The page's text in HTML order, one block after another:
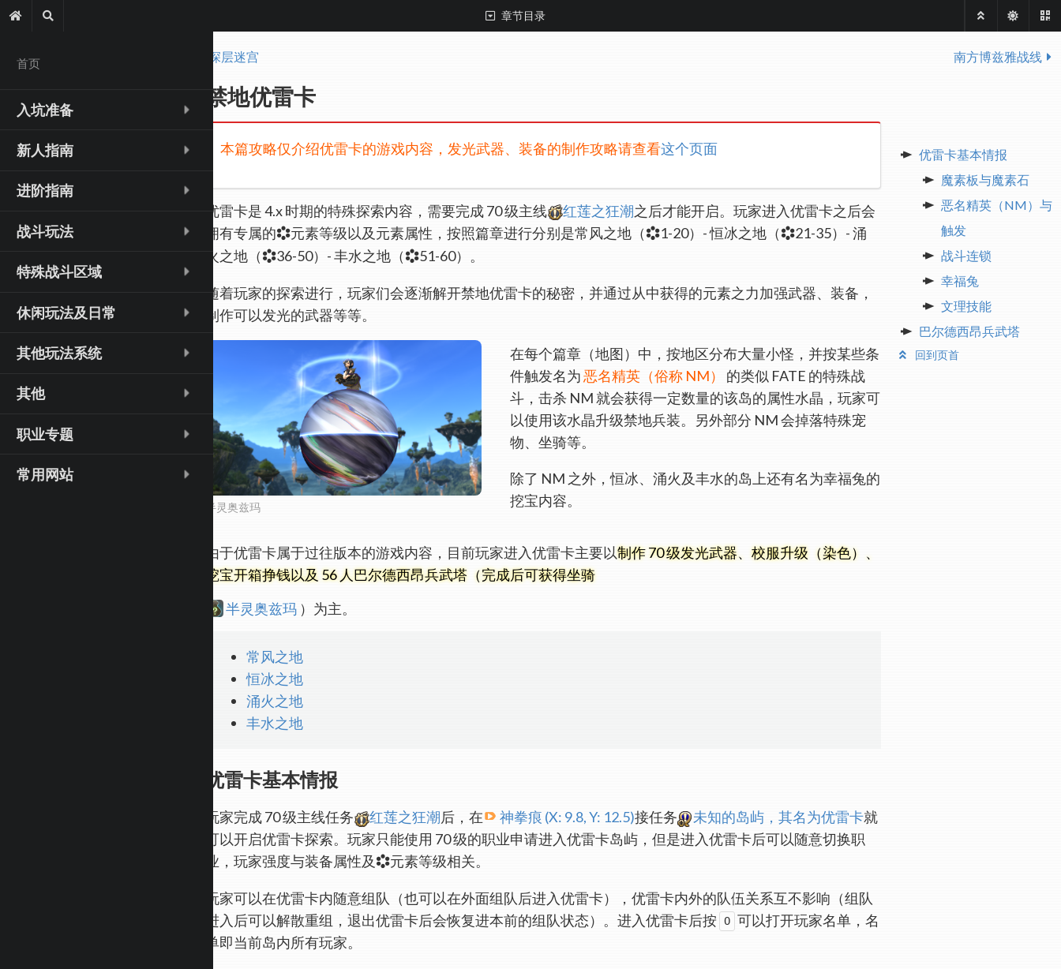
章节目录
深层迷宫 南方博兹雅战线
禁地优雷卡
本篇攻略仅介绍优雷卡的游戏内容，发光武器、装备的制作攻略请查看这个页面
优雷卡是 4.x 时期的特殊探索内容，需要完成 70 级主线 红莲之狂潮之后才能开启。玩家进入优雷卡之后会
拥有专属的
元素等级以及元素属性，按照篇章进行分别是常风之地（ 1-20）- 恒冰之地（
21-35）- 涌
火之地（
36-50）- 丰水之地（ 51-60）。
随着玩家的探索进行，玩家们会逐渐解开禁地优雷卡的秘密，并通过从中获得的元素之力加强武器、装备，
制作可以发光的武器等等。
半灵奥兹玛
在每个篇章（地图）中，按地区分布大量小怪，并按某些条
件触发名为恶名精英（俗称 NM）
的类似 FATE 的特殊战
斗，击杀 NM 就会获得一定数量的该岛的属性水晶，玩家可
以使用该水晶升级禁地兵装。另外部分 NM 会掉落特殊宠
物、坐骑等。
除了 NM 之外，恒冰、涌火及丰水的岛上还有名为幸福兔的
挖宝内容。
由于优雷卡属于过往版本的游戏内容，目前玩家进入优雷卡主要以制作 70 级发光武器、校服升级（染色）、
挖宝开箱挣钱以及 56 人巴尔德西昂兵武塔（完成后可获得坐骑
半灵奥兹玛 ）为主。
常风之地
恒冰之地
涌火之地
丰水之地
优雷卡基本情报
玩家完成 70 级主线任务 红莲之狂潮后，在 神拳痕 (X: 9.8, Y: 12.5)接任务 未知的岛屿，其名为优雷卡就
可以开启优雷卡探索。玩家只能使用 70 级的职业申请进入优雷卡岛屿，但是进入优雷卡后可以随意切换职
业，玩家强度与装备属性及
元素等级相关。
玩家可以在优雷卡内随意组队（也可以在外面组队后进入优雷卡），优雷卡内外的队伍关系互不影响（组队
进入后可以解散重组，退出优雷卡后会恢复进本前的组队状态）。进入优雷卡后按 O 可以打开玩家名单，名
单即当前岛内所有玩家。
优雷卡基本情报
魔素板与魔素石
恶名精英（NM）与
触发
战斗连锁
幸福兔
文理技能
巴尔德西昂兵武塔
回到页首
首页
入坑准备
新人指南
进阶指南
战斗玩法
特殊战斗区域
休闲玩法及日常
其他玩法系统
其他
职业专题
常用网站